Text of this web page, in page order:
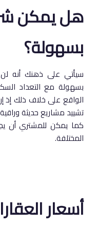
هل يمكن
بسهولة؟
سيأتي على ذهنك أنه
بسهولة مع التعداد
الواقع على خلاف ذلك إذ
تشييد مشاريع حديثة
كما يمكن للمشتري أن
المختلفة.
أسعار